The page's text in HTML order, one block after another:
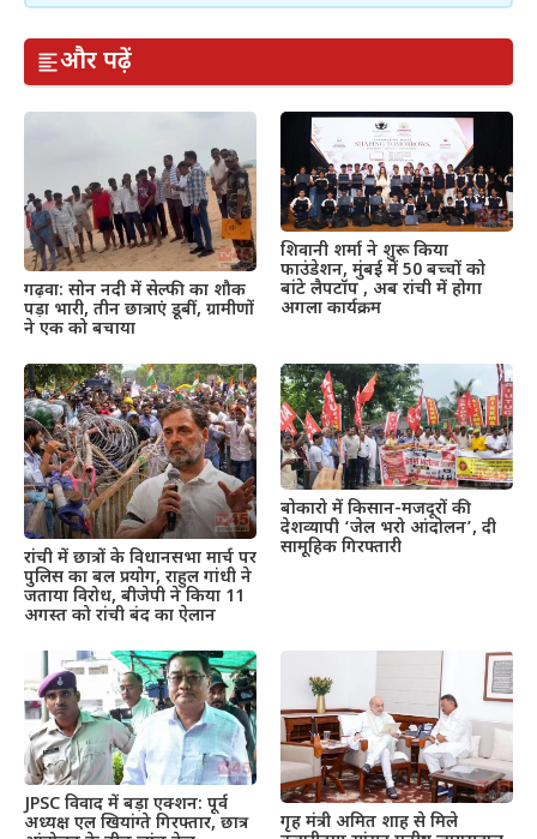
और पढ़ें
गढ़वा: सोन नदी में सेल्फी का शौक
पड़ा भारी, तीन छात्राएं डूबीं, ग्रामीणों
ने एक को बचाया
शिवानी शर्मा ने शुरू किया
फाउंडेशन, मुंबई में 50 बच्चों को
बांटे लैपटॉप , अब रांची में होगा
अगला कार्यक्रम
रांची में छात्रों के विधानसभा मार्च पर
पुलिस का बल प्रयोग, राहुल गांधी ने
जताया विरोध, बीजेपी ने किया 11
अगस्त को रांची बंद का ऐलान
बोकारो में किसान-मजदूरों की
देशव्यापी ‘जेल भरो आंदोलन’, दी
सामूहिक गिरफ्तारी
JPSC विवाद में बड़ा एक्शन: पूर्व
अध्यक्ष एल खियांग्ते गिरफ्तार, छात्र
गृह मंत्री अमित शाह से मिले